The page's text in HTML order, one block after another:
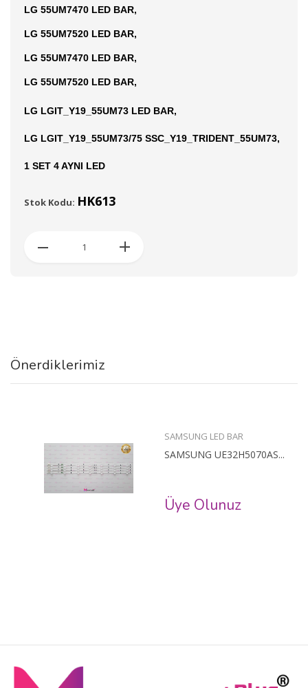
LG 55UM7470 LED BAR,
LG 55UM7520 LED BAR,
LG 55UM7470 LED BAR,
LG 55UM7520 LED BAR,
LG LGIT_Y19_55UM73 LED BAR,
LG LGIT_Y19_55UM73/75 SSC_Y19_TRIDENT_55UM73,
1 SET 4 AYNI LED
Stok Kodu: HK613
Önerdiklerimiz
SAMSUNG LED BAR
SAMSUNG UE32H5070AS...
Üye Olunuz